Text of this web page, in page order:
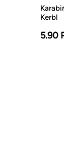
Kerbl
5.90